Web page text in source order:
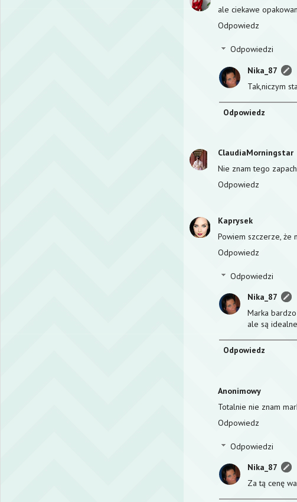
ale ciekawe
Odpowiedz
Odpowiedzi
Nika_87
Tak,niczym
Odpowiedz
ClaudiaMorningstar
Nie znam tego
Odpowiedz
Kaprysek
Powiem szczerze, że
Odpowiedz
Odpowiedzi
Nika_87
Marka
ale są
Odpowiedz
Anonimowy
Totalnie nie znam
Odpowiedz
Odpowiedzi
Nika_87
Za tą cenę